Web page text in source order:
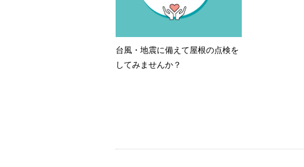
台風・地震に備えて屋根の点検を
してみませんか？